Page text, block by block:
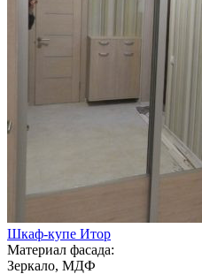
Шкаф-купе Итор
Материал фасада:
Зеркало, МДФ